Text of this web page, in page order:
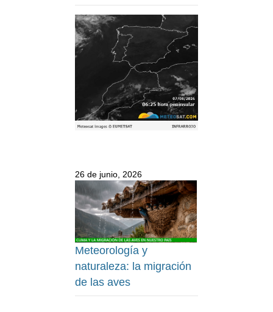
26 de junio, 2026
Meteorología y
naturaleza: la migración
de las aves